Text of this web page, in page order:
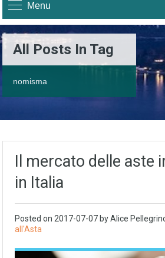
Menu
All Posts In Tag
nomisma
Il mercato delle aste
in Italia
Posted on 2017-07-07 byAlice
all'Asta